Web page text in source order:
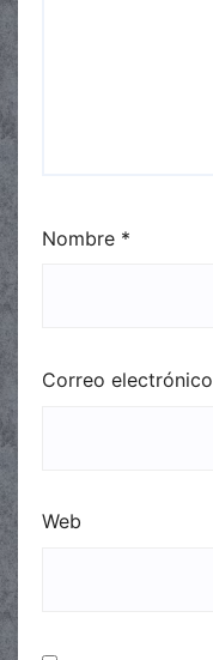
Nombre *
Correo electrónico
Web